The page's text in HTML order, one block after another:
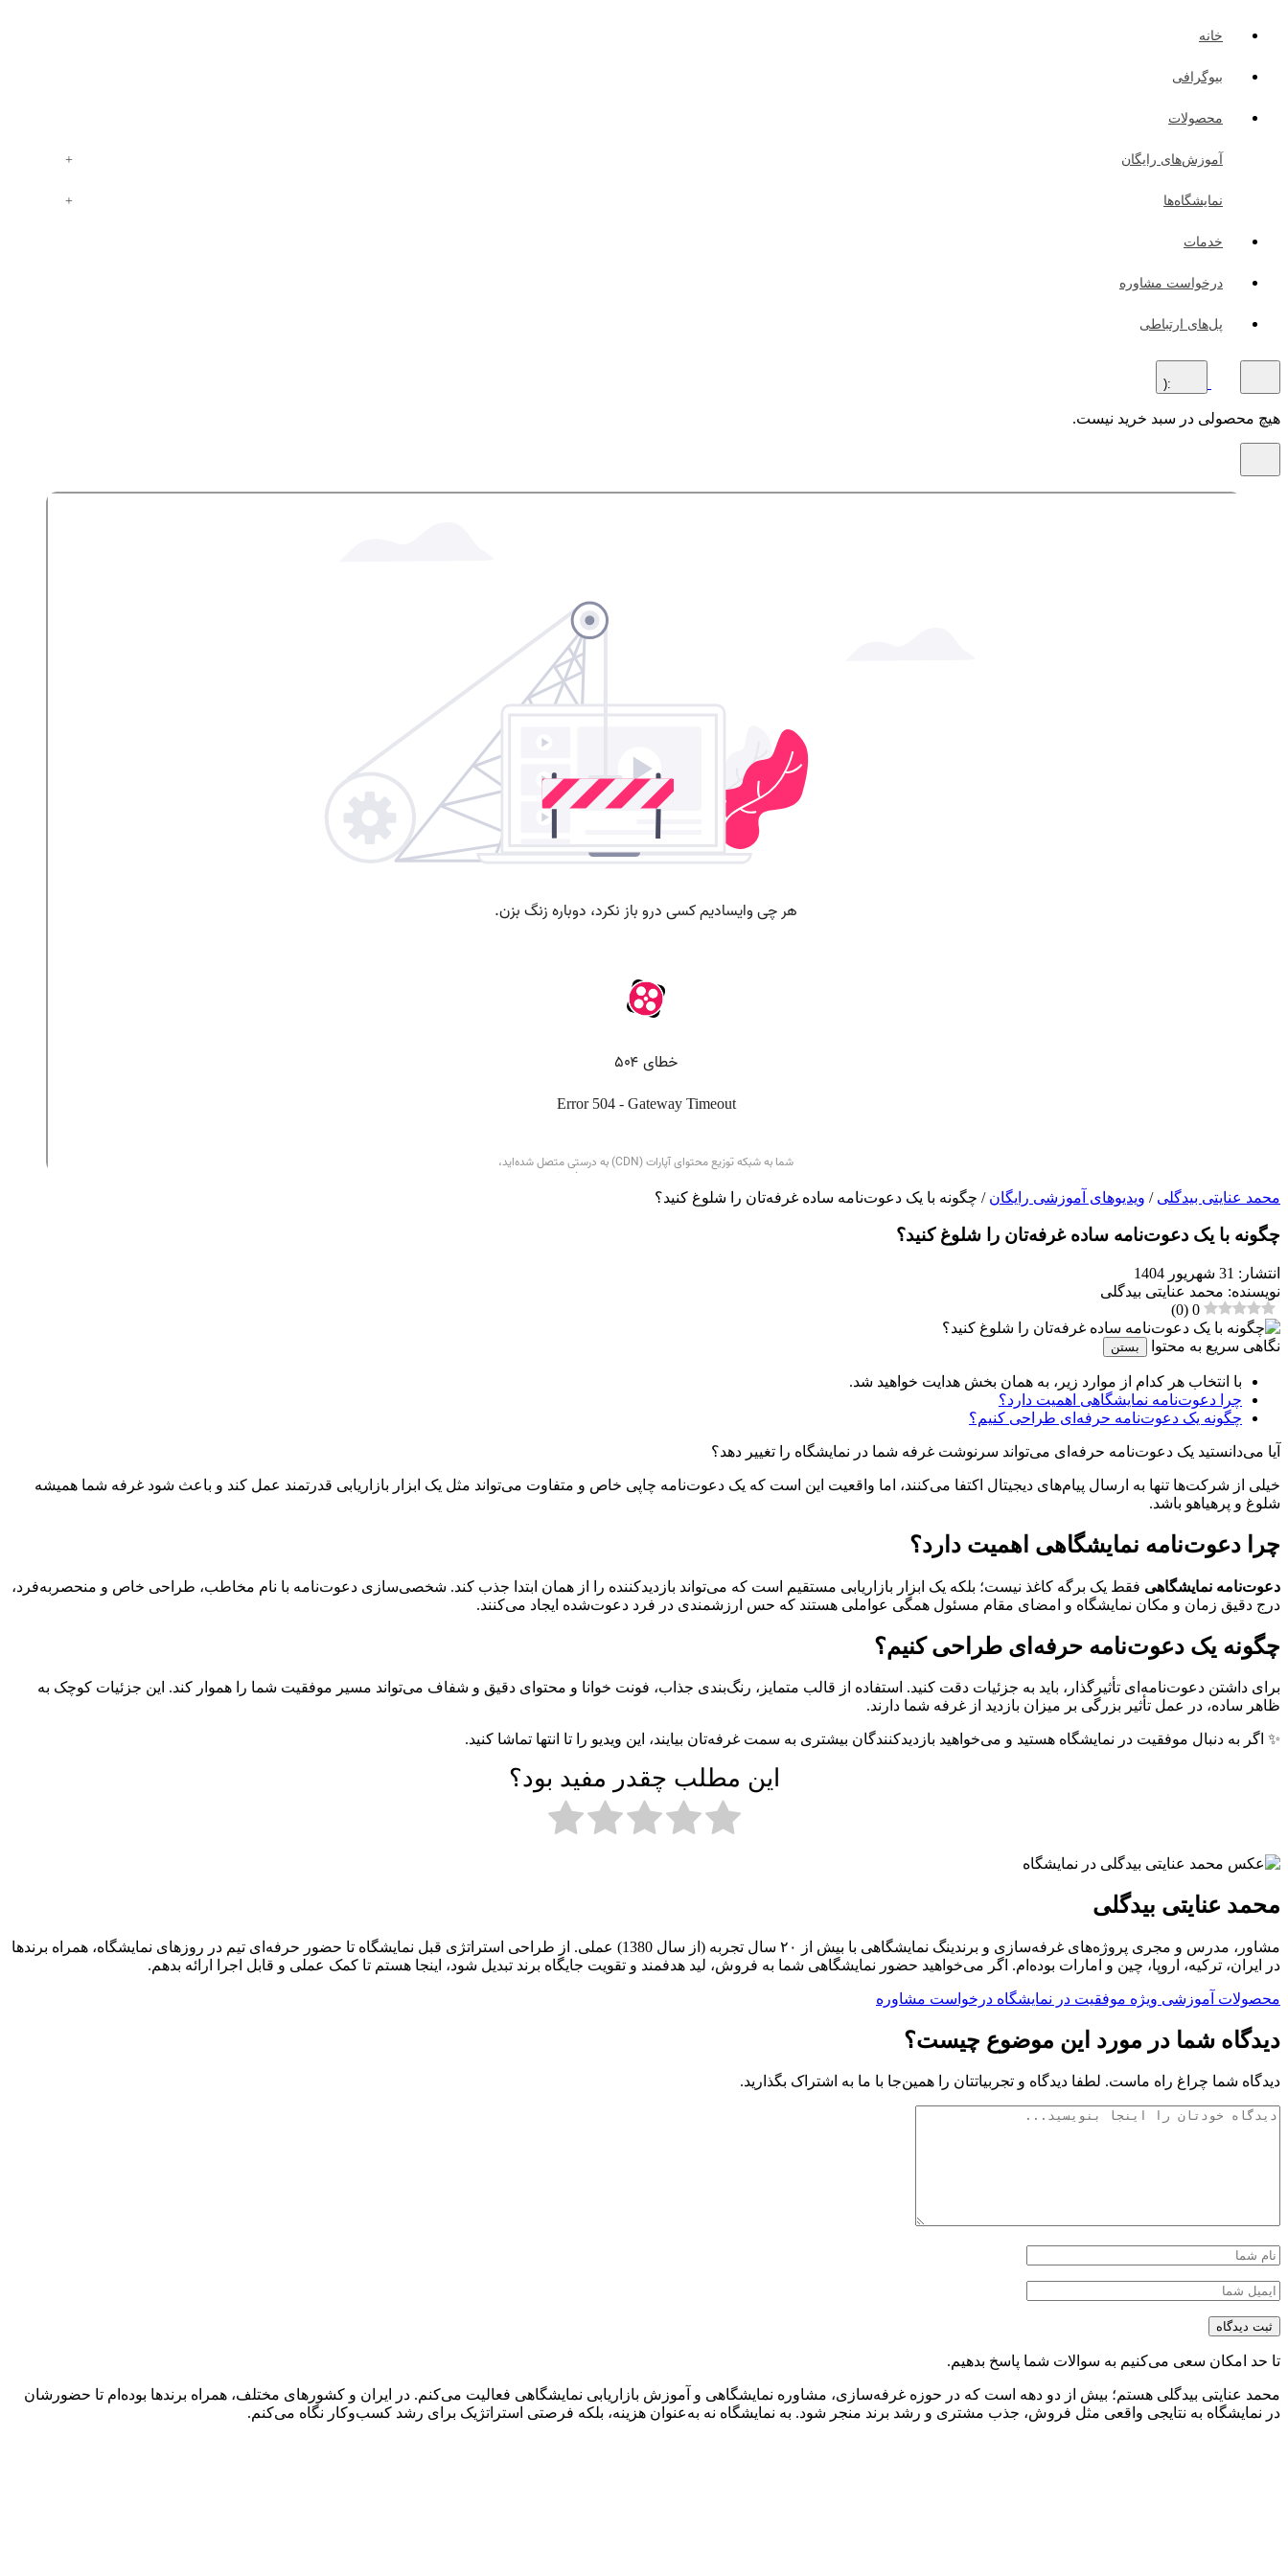
خانه
بیوگرافی
محصولات
آموزش‌های رایگان
نمایشگاه‌ها
خدمات
درخواست مشاوره
پل‌های ارتباطی
:(
هیچ محصولی در سبد خرید نیست.
محمد عنایتی بیدگلی / ویدیوهای آموزشی رایگان / چگونه با یک دعوت‌نامه ساده غرفه‌تان را شلوغ کنید؟
چگونه با یک دعوت‌نامه ساده غرفه‌تان را شلوغ کنید؟
انتشار: 31 شهریور 1404
نویسنده: محمد عنایتی بیدگلی
0
(
0
)
نگاهی سریع به محتوا بستن
با انتخاب هر کدام از موارد زیر، به همان بخش هدایت خواهید شد.
چرا دعوت‌نامه نمایشگاهی اهمیت دارد؟
چگونه یک دعوت‌نامه حرفه‌ای طراحی کنیم؟
آیا می‌دانستید یک دعوت‌نامه حرفه‌ای می‌تواند سرنوشت غرفه شما در نمایشگاه را تغییر دهد؟
خیلی از شرکت‌ها تنها به ارسال پیام‌های دیجیتال اکتفا می‌کنند، اما واقعیت این است که یک دعوت‌نامه چاپی خاص و متفاوت می‌تواند مثل یک ابزار بازاریابی قدرتمند عمل کند و باعث شود غرفه شما همیشه
شلوغ و پرهیاهو باشد.
چرا دعوت‌نامه نمایشگاهی اهمیت دارد؟
دعوت‌نامه نمایشگاهی فقط یک برگه کاغذ نیست؛ بلکه یک ابزار بازاریابی مستقیم است که می‌تواند بازدیدکننده را از همان ابتدا جذب کند. شخصی‌سازی دعوت‌نامه با نام مخاطب، طراحی خاص و منحصر‌به‌فرد،
درج دقیق زمان و مکان نمایشگاه و امضای مقام مسئول همگی عواملی هستند که حس ارزشمندی در فرد دعوت‌شده ایجاد می‌کنند.
چگونه یک دعوت‌نامه حرفه‌ای طراحی کنیم؟
برای داشتن دعوت‌نامه‌ای تأثیرگذار، باید به جزئیات دقت کنید. استفاده از قالب متمایز، رنگ‌بندی جذاب، فونت خوانا و محتوای دقیق و شفاف می‌تواند مسیر موفقیت شما را هموار کند. این جزئیات کوچک به
ظاهر ساده، در عمل تأثیر بزرگی بر میزان بازدید از غرفه شما دارند.
✨ اگر به دنبال موفقیت در نمایشگاه هستید و می‌خواهید بازدیدکنندگان بیشتری به سمت غرفه‌تان بیایند، این ویدیو را تا انتها تماشا کنید.
این مطلب چقدر مفید بود؟
محمد عنایتی بیدگلی
مشاور، مدرس و مجری پروژه‌های غرفه‌سازی و برندینگ نمایشگاهی با بیش از ۲۰ سال تجربه (از سال 1380) عملی. از طراحی استراتژی قبل نمایشگاه تا حضور حرفه‌ای تیم در روزهای نمایشگاه، همراه برندها
در ایران، ترکیه، اروپا، چین و امارات بوده‌ام. اگر می‌خواهید حضور نمایشگاهی شما به فروش، لید هدفمند و تقویت جایگاه برند تبدیل شود، اینجا هستم تا کمک عملی و قابل اجرا ارائه بدهم.
محصولات آموزشی ویژه موفقیت در نمایشگاه درخواست مشاوره
دیدگاه شما در مورد این موضوع چیست؟
دیدگاه شما چراغ راه ماست. لطفا دیدگاه و تجربیاتتان را همین‌جا با ما به اشتراک بگذارید.
تا حد امکان سعی می‌کنیم به سوالات شما پاسخ بدهیم.
محمد عنایتی بیدگلی هستم؛ بیش از دو دهه است که در حوزه غرفه‌سازی، مشاوره نمایشگاهی و آموزش بازاریابی نمایشگاهی فعالیت می‌کنم. در ایران و کشورهای مختلف، همراه برندها بوده‌ام تا حضورشان
در نمایشگاه به نتایجی واقعی مثل فروش، جذب مشتری و رشد برند منجر شود. به نمایشگاه نه به‌عنوان هزینه، بلکه فرصتی استراتژیک برای رشد کسب‌وکار نگاه می‌کنم.